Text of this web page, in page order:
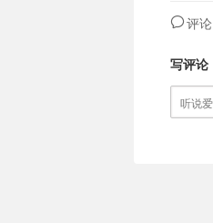
评论
写评论